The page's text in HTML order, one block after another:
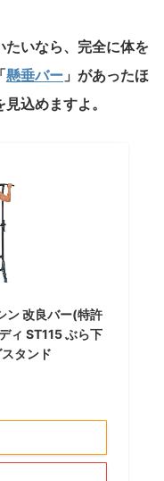
たいなら、完全に体を
懸垂バー 」があったほ
込めますよ。
ン 改良バー(特許
ィ ST115 ぶら下
タンド